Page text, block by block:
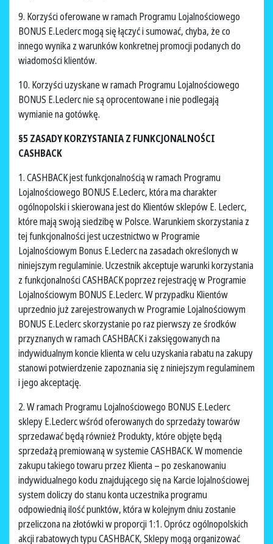
9. Korzyści oferowane w ramach Programu Lojalnościowego
BONUS E.Leclerc mogą się łączyć i sumować, chyba, że co
innego wynika z warunków konkretnej promocji podanych do
wiadomości klientów.
10. Korzyści uzyskane w ramach Programu Lojalnościowego
BONUS E.Leclerc nie są oprocentowane i nie podlegają
wymianie na gotówkę.
§5 ZASADY KORZYSTANIA Z FUNKCJONALNOŚCI
CASHBACK
1. CASHBACK jest funkcjonalnością w ramach Programu
Lojalnościowego BONUS E.Leclerc, która ma charakter
ogólnopolski i skierowana jest do Klientów sklepów E. Leclerc,
które mają swoją siedzibę w Polsce. Warunkiem skorzystania z
tej funkcjonalności jest uczestnictwo w Programie
Lojalnościowym Bonus E.Leclerc na zasadach określonych w
niniejszym regulaminie. Uczestnik akceptuje warunki korzystania
z funkcjonalności CASHBACK poprzez rejestrację w Programie
Lojalnościowym BONUS E.Leclerc. W przypadku Klientów
uprzednio już zarejestrowanych w Programie Lojalnościowym
BONUS E.Leclerc skorzystanie po raz pierwszy ze środków
przyznanych w ramach CASHBACK i zaksięgowanych na
indywidualnym koncie klienta w celu uzyskania rabatu na zakupy
stanowi potwierdzenie zapoznania się z niniejszym regulaminem
i jego akceptację.
2. W ramach Programu Lojalnościowego BONUS E.Leclerc
sklepy E.Leclerc wśród oferowanych do sprzedaży towarów
sprzedawać będą również Produkty, które objęte będą
sprzedażą premiowaną w systemie CASHBACK. W momencie
zakupu takiego towaru przez Klienta – po zeskanowaniu
indywidualnego kodu znajdującego się na Karcie lojalnościowej
system doliczy do stanu konta uczestnika programu
odpowiednią ilość punktów, która w kolejnym dniu zostanie
przeliczona na złotówki w proporcji 1:1. Oprócz ogólnopolskich
akcji rabatowych typu CASHBACK, Sklepy mogą organizować